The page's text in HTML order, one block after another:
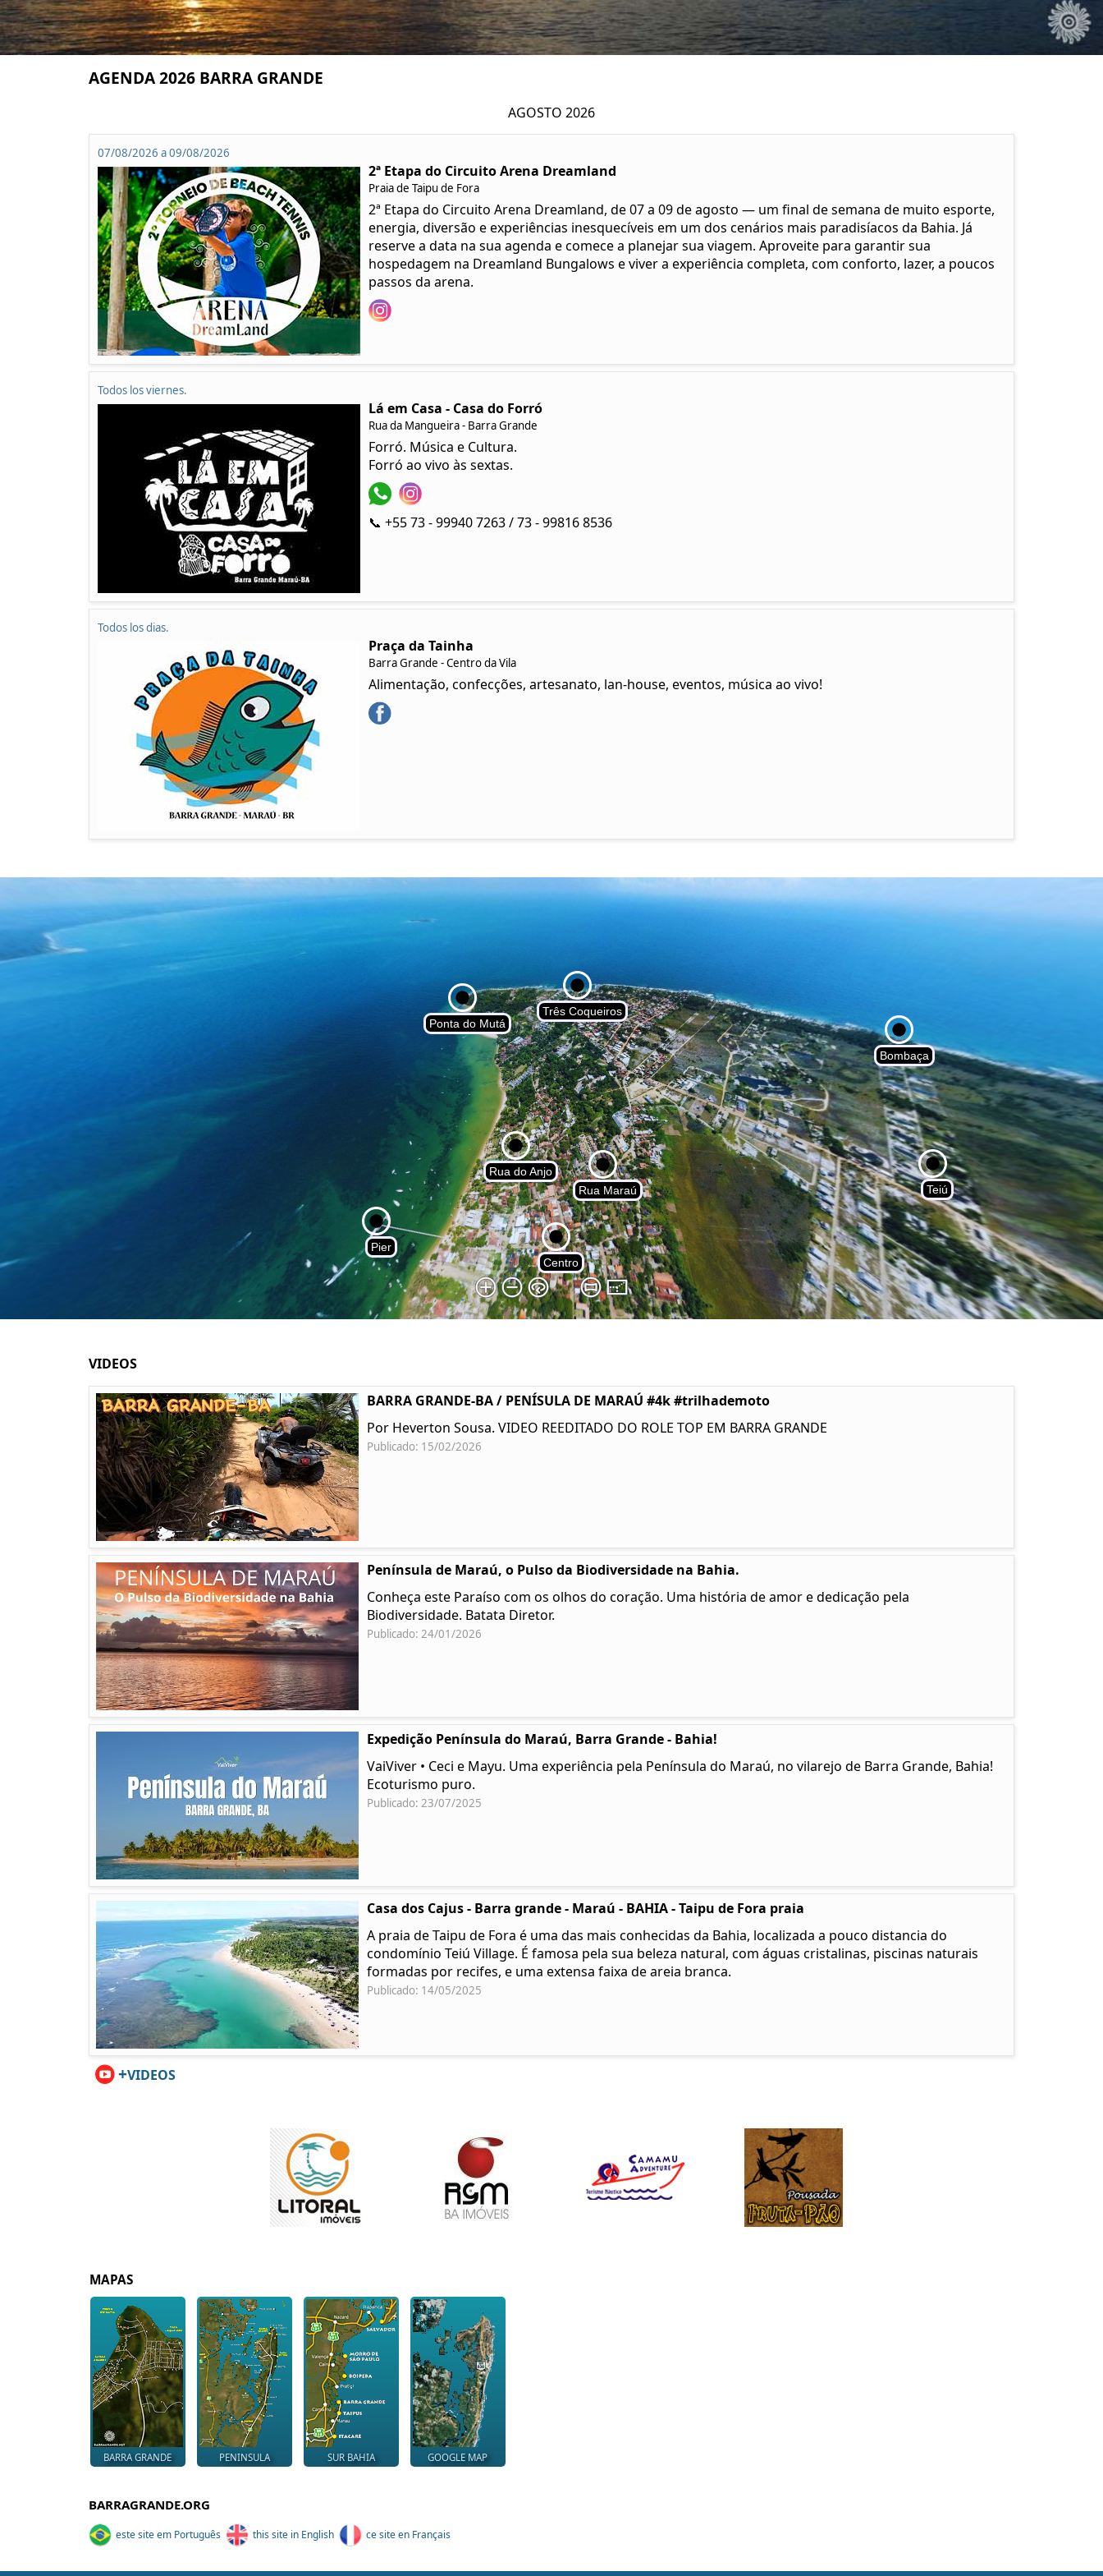
AGENDA 2026 BARRA GRANDE
AGOSTO 2026
07/08/2026 a 09/08/2026
2ª Etapa do Circuito Arena Dreamland
Praia de Taipu de Fora
2ª Etapa do Circuito Arena Dreamland, de 07 a 09 de agosto — um final de semana de muito esporte,
energia, diversão e experiências inesquecíveis em um dos cenários mais paradisíacos da Bahia. Já
reserve a data na sua agenda e comece a planejar sua viagem. Aproveite para garantir sua
hospedagem na Dreamland Bungalows e viver a experiência completa, com conforto, lazer, a poucos
passos da arena.
Todos los viernes.
Lá em Casa - Casa do Forró
Rua da Mangueira - Barra Grande
Forró. Música e Cultura.
Forró ao vivo às sextas.
📞 +55 73 - 99940 7263 / 73 - 99816 8536
Todos los dias.
Praça da Tainha
Barra Grande - Centro da Vila
Alimentação, confecções, artesanato, lan-house, eventos, música ao vivo!
VIDEOS
BARRA GRANDE-BA / PENÍSULA DE MARAÚ #4k #trilhademoto
Por Heverton Sousa. VIDEO REEDITADO DO ROLE TOP EM BARRA GRANDE
Publicado: 15/02/2026
Península de Maraú, o Pulso da Biodiversidade na Bahia.
Conheça este Paraíso com os olhos do coração. Uma história de amor e dedicação pela
Biodiversidade. Batata Diretor.
Publicado: 24/01/2026
Expedição Península do Maraú, Barra Grande - Bahia!
VaiViver • Ceci e Mayu. Uma experiência pela Península do Maraú, no vilarejo de Barra Grande, Bahia!
Ecoturismo puro.
Publicado: 23/07/2025
Casa dos Cajus - Barra grande - Maraú - BAHIA - Taipu de Fora praia
A praia de Taipu de Fora é uma das mais conhecidas da Bahia, localizada a pouco distancia do
condomínio Teiú Village. É famosa pela sua beleza natural, com águas cristalinas, piscinas naturais
formadas por recifes, e uma extensa faixa de areia branca.
Publicado: 14/05/2025
+VIDEOS
MAPAS
BARRA GRANDE PENINSULA SUR BAHIA GOOGLE MAP
BARRAGRANDE.ORG
este site em Português this site in English ce site en Français